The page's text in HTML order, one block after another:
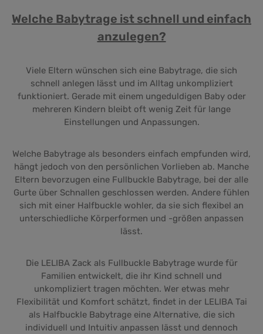
Welche Babytrage ist schnell und einfach
anzulegen?
Viele Eltern wünschen sich eine Babytrage, die sich
schnell anlegen lässt und im Alltag unkompliziert
funktioniert. Gerade mit einem ungeduldigen Baby oder
mehreren Kindern bleibt oft wenig Zeit für lange
Einstellungen und Anpassungen.
Welche Babytrage als besonders einfach empfunden wird,
hängt jedoch von den persönlichen Vorlieben ab. Manche
Eltern bevorzugen eine Fullbuckle Babytrage, bei der alle
Gurte über Schnallen geschlossen werden. Andere fühlen
sich mit einer Halfbuckle wohler, da sie sich flexibel an
unterschiedliche Körperformen und -größen anpassen
lässt.
Die LELIBA Zack als Fullbuckle Babytrage wurde für
Familien entwickelt, die ihr Kind schnell und
unkompliziert tragen möchten. Wer etwas mehr
Flexibilität und Komfort schätzt, findet in der LELIBA Tai
als Halfbuckle Babytrage eine Alternative, die sich
individuell und Intuitiv anpassen lässt und dennoch